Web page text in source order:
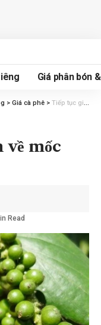
Giá phân bón
> Giá cà phê > Tiếp tục giảm mạnh về mốc 151.000 đồng/kg
mốc
Read